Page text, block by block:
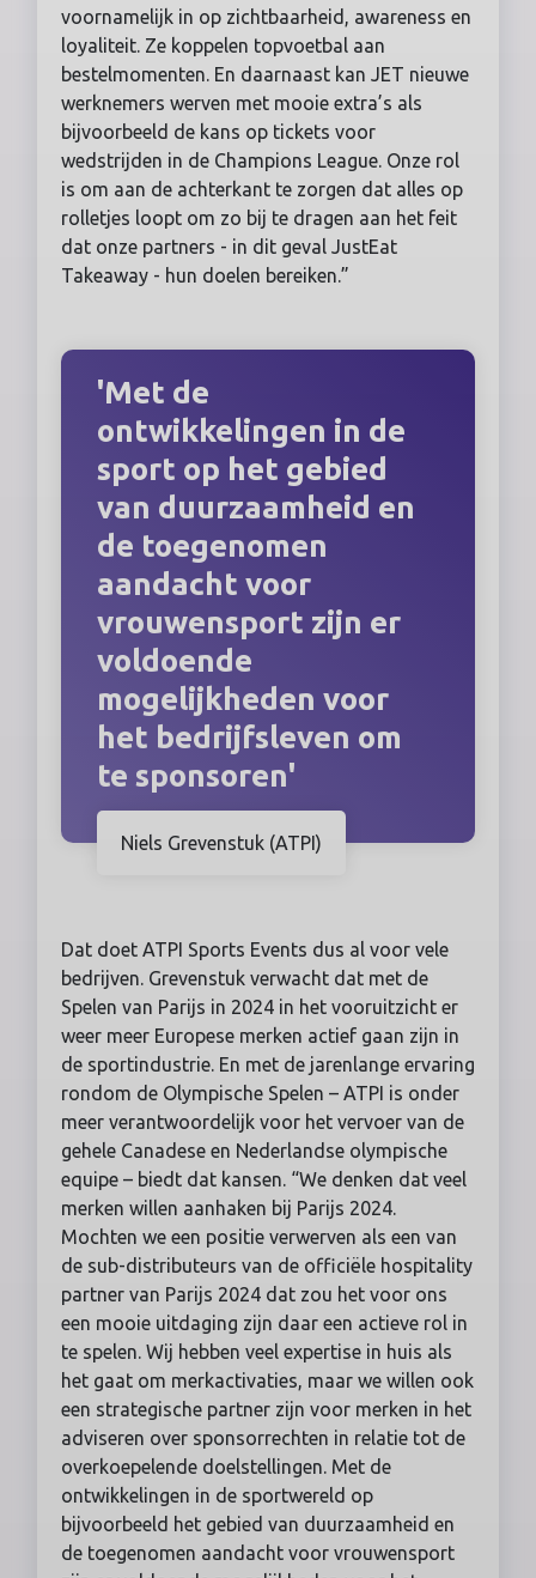
voornamelijk in op zichtbaarheid, awareness en
loyaliteit. Ze koppelen topvoetbal aan
bestelmomenten. En daarnaast kan JET nieuwe
werknemers werven met mooie extra’s als
bijvoorbeeld de kans op tickets voor
wedstrijden in de Champions League. Onze rol
is om aan de achterkant te zorgen dat alles op
rolletjes loopt om zo bij te dragen aan het feit
dat onze partners - in dit geval JustEat
Takeaway - hun doelen bereiken.”
'Met de
ontwikkelingen in de
sport op het gebied
van duurzaamheid en
de toegenomen
aandacht voor
vrouwensport zijn er
voldoende
mogelijkheden voor
het bedrijfsleven om
te sponsoren'
Niels Grevenstuk (ATPI)
Dat doet ATPI Sports Events dus al voor vele
bedrijven. Grevenstuk verwacht dat met de
Spelen van Parijs in 2024 in het vooruitzicht er
weer meer Europese merken actief gaan zijn in
de sportindustrie. En met de jarenlange ervaring
rondom de Olympische Spelen – ATPI is onder
meer verantwoordelijk voor het vervoer van de
gehele Canadese en Nederlandse olympische
equipe – biedt dat kansen. “We denken dat veel
merken willen aanhaken bij Parijs 2024.
Mochten we een positie verwerven als een van
de sub-distributeurs van de officiële hospitality
partner van Parijs 2024 dat zou het voor ons
een mooie uitdaging zijn daar een actieve rol in
te spelen. Wij hebben veel expertise in huis als
het gaat om merkactivaties, maar we willen ook
een strategische partner zijn voor merken in het
adviseren over sponsorrechten in relatie tot de
overkoepelende doelstellingen. Met de
ontwikkelingen in de sportwereld op
bijvoorbeeld het gebied van duurzaamheid en
de toegenomen aandacht voor vrouwensport